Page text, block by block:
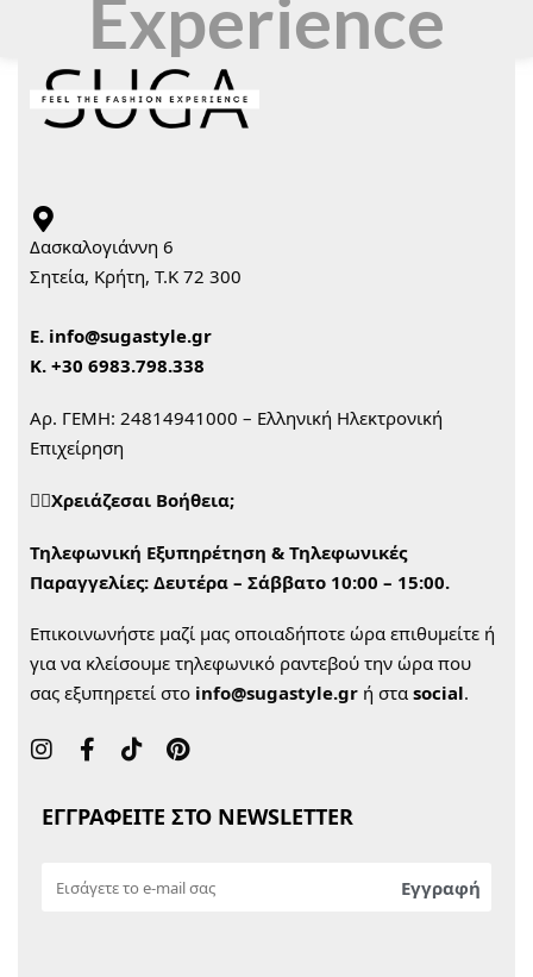
Experience
Δασκαλογιάννη 6
Σητεία, Κρήτη, Τ.Κ 72 300
Ε. info@sugastyle.gr
Κ. +30 6983.798.338
Αρ. ΓΕΜΗ: 24814941000 – Ελληνική Ηλεκτρονική
Επιχείρηση
🙋‍♀️Χρειάζεσαι Βοήθεια;
Τηλεφωνική Εξυπηρέτηση & Τηλεφωνικές
Παραγγελίες: Δευτέρα – Σάββατο 10:00 – 15:00.
Επικοινωνήστε μαζί μας οποιαδήποτε ώρα επιθυμείτε ή
για να κλείσουμε τηλεφωνικό ραντεβού την ώρα που
σας εξυπηρετεί στο info@sugastyle.gr ή στα social.
ΕΓΓΡΑΦΕΙΤΕ ΣΤΟ NEWSLETTER